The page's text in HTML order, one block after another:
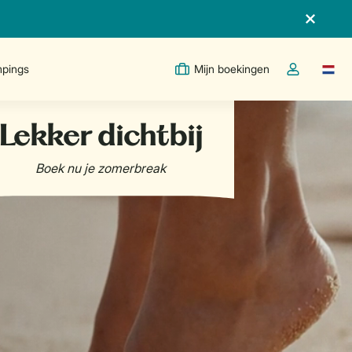
Mijn boekingen
Open deTaal